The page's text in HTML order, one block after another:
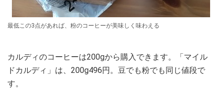
最低この3点があれば、粉のコーヒーが美味しく味わえる
カルディのコーヒーは200gから購入できます。「マイル
ドカルディ」は、200g496円。豆でも粉でも同じ値段で
す。